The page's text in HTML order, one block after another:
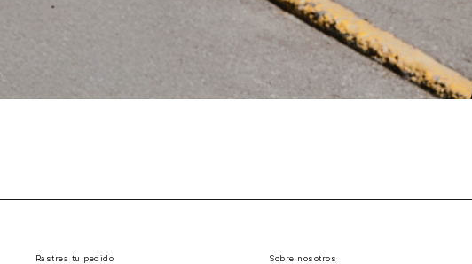
Rastrea tu pedido Sobre nosotros